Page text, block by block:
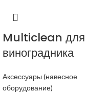
Multiclean для
виноградника
Аксессуары (навесное
оборудование)